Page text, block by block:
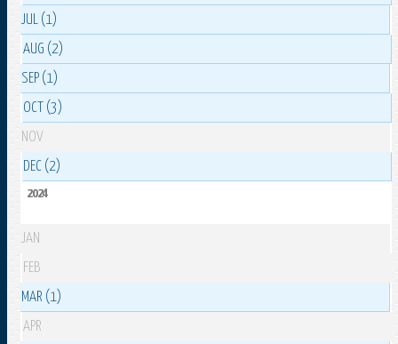
JUL (1)
AUG (2)
SEP (1)
OCT (3)
NOV
DEC (2)
2024
JAN
FEB
MAR (1)
APR